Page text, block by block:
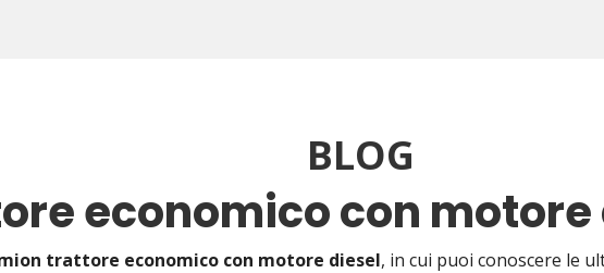
BLOG
economico con motore
trattore economico con motore diesel, in cui puoi conoscere le